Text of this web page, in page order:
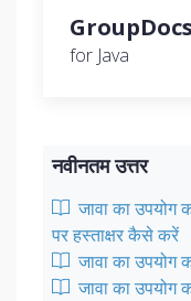
for Java
नवीनतम उत्तर
जावा का
पर हस्ताक्षर कैसे करें
जावा का उपयोग
जावा का